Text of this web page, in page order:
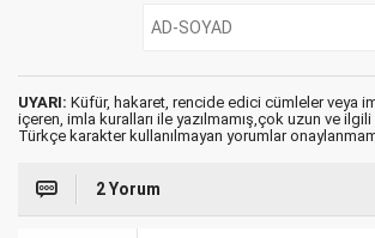
UYARI: Küfür, hakaret, rencide edici cümleler veya
içeren, imla kuralları ile yazılmamış,çok uzun ve
Türkçe karakter kullanılmayan yorumlar
2 Yorum